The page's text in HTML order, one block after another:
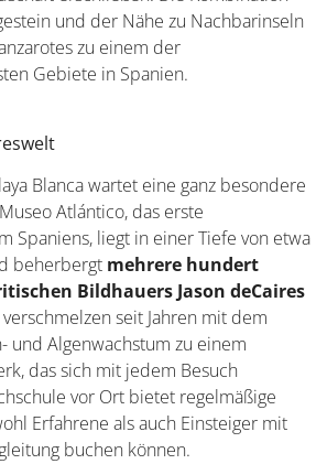
und der Nähe zu Nachbarinseln
zu einem der
Gebiete in Spanien.
Blanca wartet eine ganz besondere
Atlántico, das erste
Spaniens, liegt in einer Tiefe von etwa
beherbergt mehrere hundert
Bildhauers Jason deCaires
seit Jahren mit dem
und Algenwachstum zu einem
das sich mit jedem Besuch
vor Ort bietet regelmäßige
Erfahrene als auch Einsteiger mit
buchen können.